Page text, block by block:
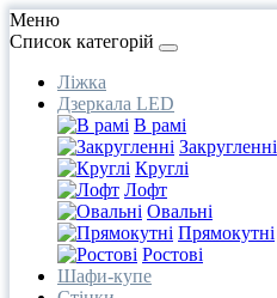
Меню
Список категорій
Ліжка
Дзеркала LED
В рамі
Закругленні
Круглі
Лофт
Овальні
Прямокутні
Ростові
Шафи-купе